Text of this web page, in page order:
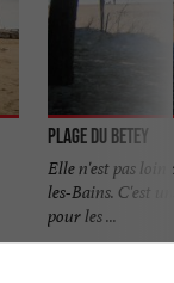
Plage du Betey
Elle n'est pas loin
les-Bains. C'est
pour les ...